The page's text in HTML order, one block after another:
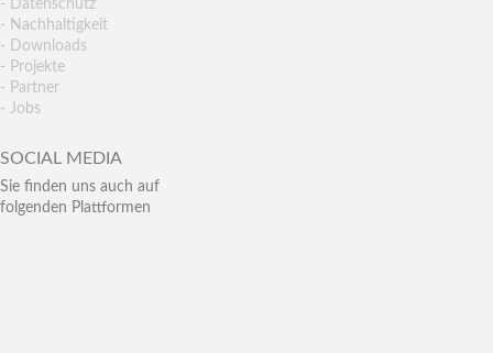
- Datenschutz
- Nachhaltigkeit
- Downloads
- Projekte
- Partner
- Jobs
SOCIAL MEDIA
Sie finden uns auch auf
folgenden Plattformen